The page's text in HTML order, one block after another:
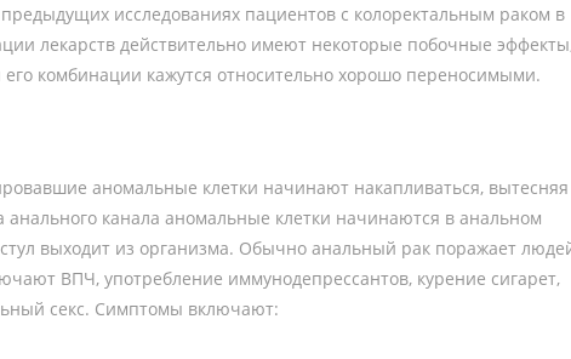
исследованиях пациентов с колоректальным раком в
лекарств действительно имеют некоторые побочные
комбинации кажутся относительно хорошо переносимыми.
аномальные клетки начинают накапливаться, вытесняя
канала аномальные клетки начинаются в анальном
выходит из организма. Обычно анальный рак поражает
ВПЧ, употребление иммунодепрессантов, курение сигарет,
секс. Симптомы включают: